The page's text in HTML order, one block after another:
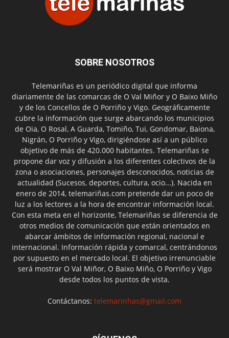
SOBRE NOSOTROS
Telemariñas es un periódico digital que informa
diariamente de las comarcas de O Val Miñor y O Baixo Miño
y de los Concellos de O Porriño y Vigo. Geográficamente
cubre la información que surge abarcando los municipios
de Oia, O Rosal, A Guarda, Tomiño, Tui, Gondomar, Baiona,
Nigrán, O Porriño y Vigo, dirigiéndose así a un público
objetivo de más de 420.000 habitantes. Telemariñas se
propone dar voz y difusión a los diferentes colectivos de la
zona o asociaciones, personajes desconocidos, noticias de
actualidad (Sucesos, deportes, cultura, ocio...). Nacida en
enero de 2014, telemariñas.com pretende dar un poco de
luz a los lectores a la hora de encontrar información local.
Con esta meta en el horizonte, Telemariñas se diferencia de
otros medios de comunicación que están orientados en
abarcar ámbitos de información regional, nacional e
internacional. Información rápida y comarcal, centrándonos
por supuesto en el mercado local. El objetivo irrenunciable
será mostrar O Val Miñor, O Baixo Miño, O Porriño y Vigo
desde todos los puntos de vista.
Contáctanos: telemarinhas@gmail.com